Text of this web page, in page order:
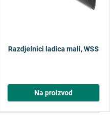
Razdjelnici ladica mali, WSS
Na proizvod